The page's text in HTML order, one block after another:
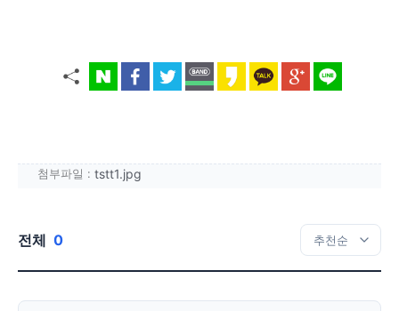
첨부파일 : tstt1.jpg
전체 0